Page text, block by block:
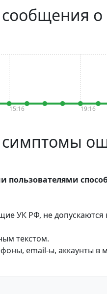
о
15:16 19:16
симптомы
пользователями
УК РФ, не допускаются
текстом.
email-ы, аккаунты в